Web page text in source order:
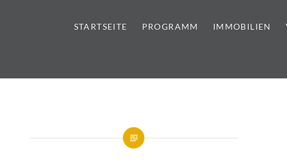
| Sanitär |
STARTSEITE PROGRAMM IMMOBILIEN